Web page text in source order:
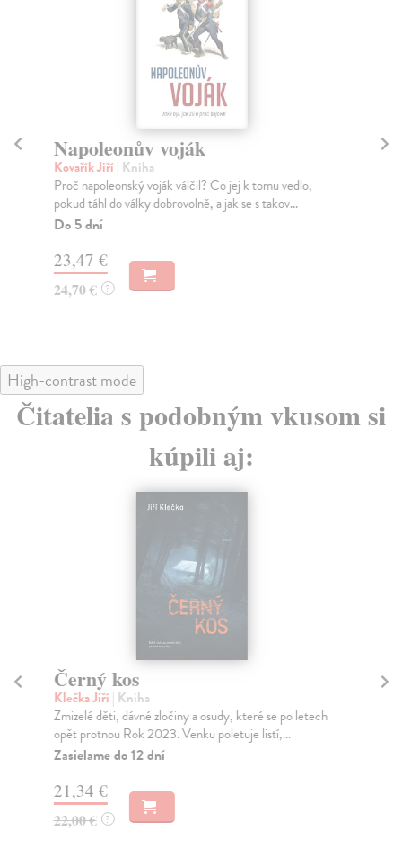
Napoleonův voják
Kovařík Jiří | Kniha
Proč napoleonský voják válčil? Co jej k tomu vedlo,
pokud táhl do války dobrovolně, a jak se s takov...
Do 5 dní
23,47 €
24,70 € ?
High-contrast mode
Čitatelia s podobným vkusom si
kúpili aj:
Černý kos
Klečka Jiří | Kniha
Zmizelé děti, dávné zločiny a osudy, které se po letech
opět protnou Rok 2023. Venku poletuje listí,...
Zasielame do 12 dní
21,34 €
22,00 € ?